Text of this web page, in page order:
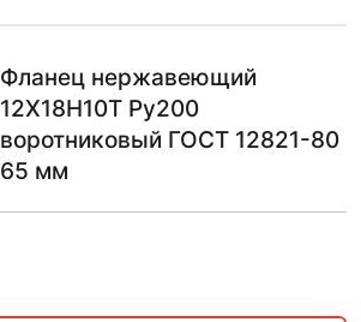
Фланец нержавеющий
12Х18Н10Т Ру200
воротниковый ГОСТ 12821-80
65 мм